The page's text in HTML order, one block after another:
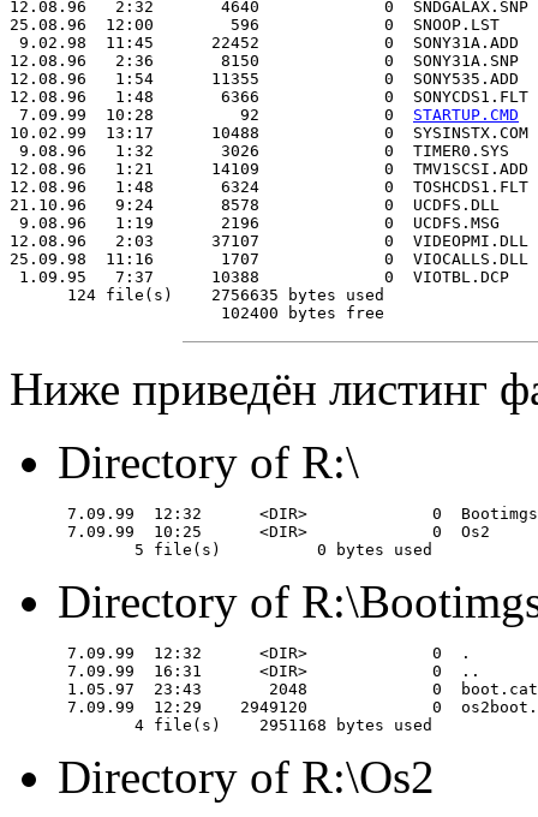
12.08.96   2:32       4640             0  SNDGALAX.SNP
25.08.96  12:00        596             0  SNOOP.LST
9.02.98  11:45      22452             0  SONY31A.ADD
12.08.96   2:36       8150             0  SONY31A.SNP
12.08.96   1:54      11355             0  SONY535.ADD
12.08.96   1:48       6366             0  SONYCDS1.FLT
7.09.99  10:28         92             0 STARTUP.CMD
10.02.99  13:17      10488             0  SYSINSTX.COM
9.08.96   1:32       3026             0  TIMER0.SYS
12.08.96   1:21      14109             0  TMV1SCSI.ADD
12.08.96   1:48       6324             0  TOSHCDS1.FLT
21.10.96   9:24       8578             0  UCDFS.DLL
9.08.96   1:19       2196             0  UCDFS.MSG
12.08.96   2:03      37107             0  VIDEOPMI.DLL
25.09.98  11:16       1707             0  VIOCALLS.DLL
1.09.95   7:37      10388             0  VIOTBL.DCP
      124 file(s)    2756635 bytes used
Ниже приведён листинг
Directory of R:\
7.09.99  12:32      <DIR>             0  Bootimgs
7.09.99  10:25      <DIR>             0  Os2
Directory of
7.09.99  12:32      <DIR>             0  .
7.09.99  16:31      <DIR>             0  ..
1.05.97  23:43       2048             0  boot.cat
7.09.99  12:29    2949120             0
Directory of R:\Os2